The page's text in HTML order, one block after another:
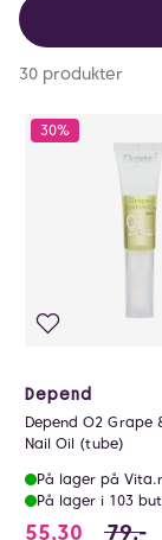
30 produkter
30%
Depend
Depend O2 Grape
Nail Oil (tube)
På lager på
På lager i 103
55,30 55.3 i
79,-